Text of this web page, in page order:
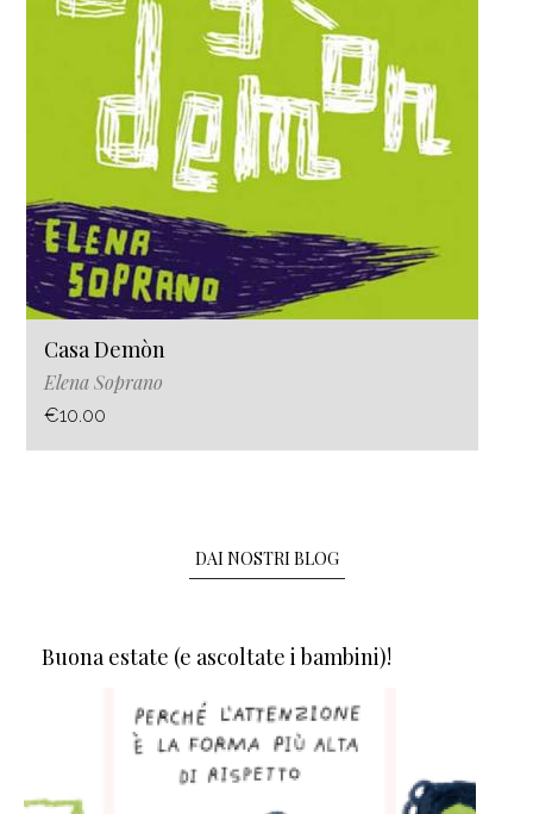
Casa Demòn
Elena Soprano
€10.00
DAI NOSTRI BLOG
Buona estate (e ascoltate i bambini)!